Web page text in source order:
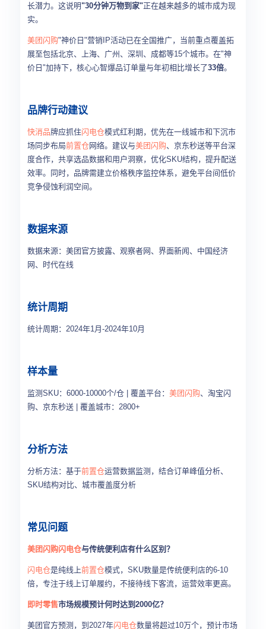
长潜力。这说明 "30分钟万物到家"正在越来越多的城市成为现
实。
美团闪购"神价日"营销IP活动已在全国推广，当前重点覆盖拓
展至包括北京、上海、广州、深圳、成都等15个城市。在"神
价日"加持下，核心心智爆品订单量与年初相比增长了33倍。
品牌行动建议
快消品牌应抓住闪电仓模式红利期，优先在一线城市和下沉市
场同步布局前置仓网络。建议与美团闪购、京东秒送等平台深
度合作，共享选品数据和用户洞察，优化SKU结构，提升配送
效率。同时，品牌需建立价格秩序监控体系，避免平台间低价
竞争侵蚀利润空间。
数据来源
数据来源：美团官方披露、观察者网、界面新闻、中国经济
网、时代在线
统计周期
统计周期：2024年1月-2024年10月
样本量
监测SKU：6000-10000个/仓 | 覆盖平台： 美团闪购、淘宝闪
购、京东秒送 | 覆盖城市：2800+
分析方法
分析方法：基于前置仓运营数据监测，结合订单峰值分析、
SKU结构对比、城市覆盖度分析
常见问题
美团闪购闪电仓与传统便利店有什么区别？
闪电仓是纯线上前置仓模式，SKU数量是传统便利店的6-10
倍，专注于线上订单履约，不接待线下客流，运营效率更高。
即时零售市场规模预计何时达到2000亿？
美团官方预测，到2027年闪电仓数量将超过10万个，预计市场